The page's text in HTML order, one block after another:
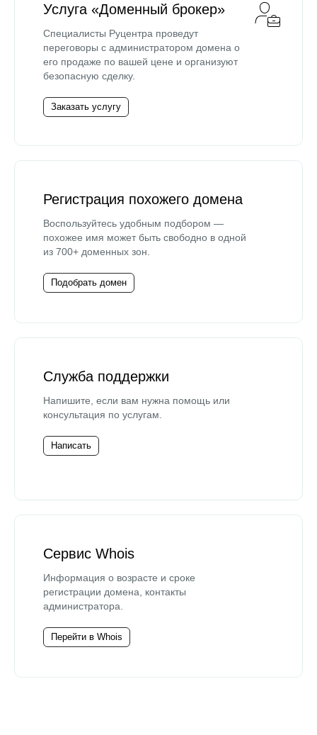
Услуга «Доменный брокер»
Специалисты Руцентра проведут
переговоры с администратором домена о
его продаже по вашей цене и организуют
безопасную сделку.
Заказать услугу
Регистрация похожего домена
Воспользуйтесь удобным подбором —
похожее имя может быть свободно в одной
из 700+ доменных зон.
Подобрать домен
Служба поддержки
Напишите, если вам нужна помощь или
консультация по услугам.
Написать
Сервис Whois
Информация о возрасте и сроке
регистрации домена, контакты
администратора.
Перейти в Whois